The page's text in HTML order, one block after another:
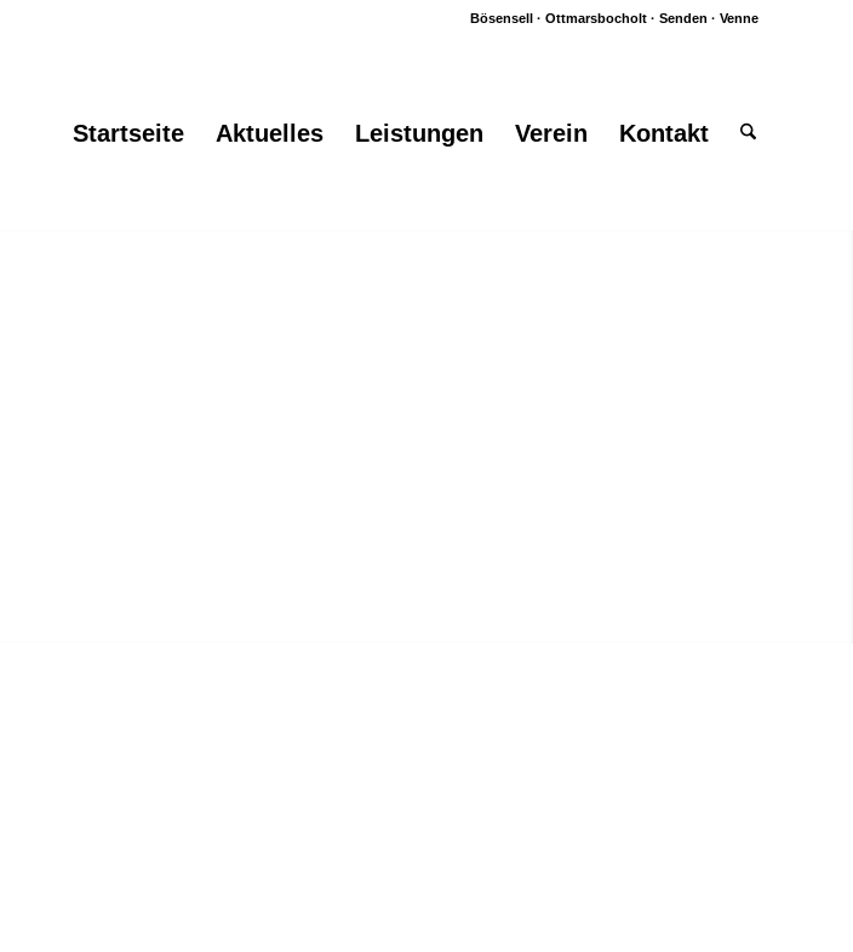
Bösensell · Ottmarsbocholt · Senden · Venne
Startseite Aktuelles Leistungen Verein Kontakt